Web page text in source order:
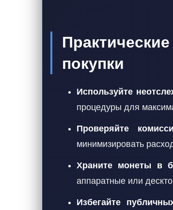
покупки
Используйте
процедуры для
Проверяйте
минимизировать
Храните монеты в
аппаратные или
Избегайте